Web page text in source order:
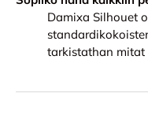
Damixa Silhouet
tarkistathan mitat